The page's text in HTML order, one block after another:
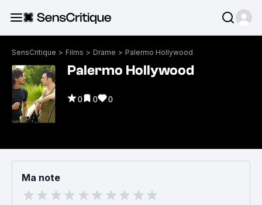
SensCritique > Films > Drame > Palermo Hollywood
Palermo Hollywood
0 0 0
Ma note